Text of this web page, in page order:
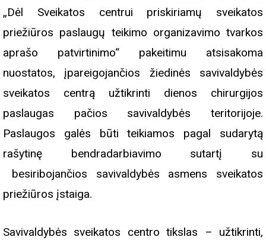
„Dėl Sveikatos centrui priskiriamų sveikatos
priežiūros paslaugų teikimo organizavimo tvarkos
aprašo patvirtinimo“ pakeitimu atsisakoma
nuostatos, įpareigojančios žiedinės savivaldybės
sveikatos centrą užtikrinti dienos chirurgijos
paslaugas pačios savivaldybės teritorijoje.
Paslaugos galės būti teikiamos pagal sudarytą
rašytinę bendradarbiavimo sutartį su
besiribojančios savivaldybės asmens sveikatos
priežiūros įstaiga.
Savivaldybės sveikatos centro tikslas – užtikrinti,